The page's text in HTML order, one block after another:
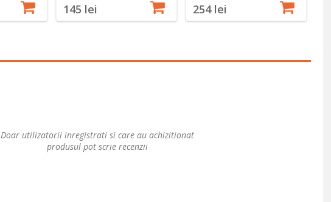
145 lei 254 lei
Doar utilizatorii inregistrati si care au achizitionat
produsul pot scrie recenzii